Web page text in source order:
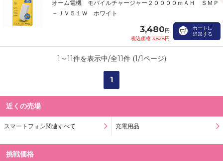
オーム電機 モバイルチャージャー２００００ｍＡＨ ＳＭＰ
－ＪＶ５１Ｗ ホワイト
3,480円
税込価格 3,828円
カートに
追加する
1 ～11件を表示中/全11件 (1/1ページ)
1
近くの売場
スマートフォン関連すべて 充電用品
挑戦価格